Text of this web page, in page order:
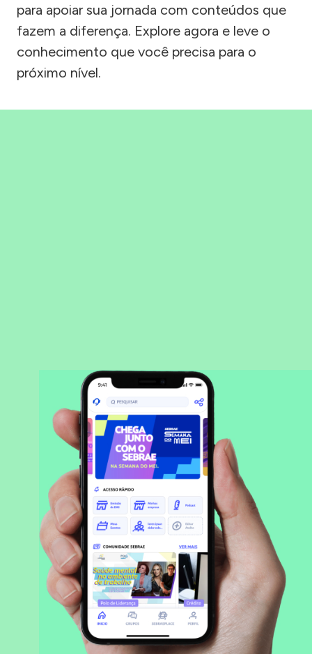
para apoiar sua jornada com conteúdos que
fazem a diferença. Explore agora e leve o
conhecimento que você precisa para o
próximo nível.